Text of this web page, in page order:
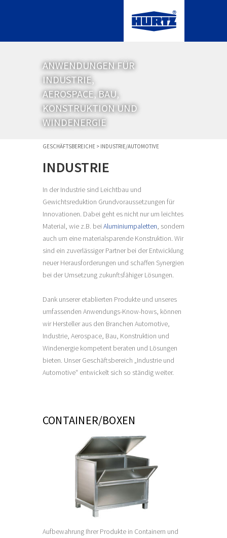
ANWENDUNGEN FÜR
INDUSTRIE,
AEROSPACE, BAU,
KONSTRUKTION UND
WINDENERGIE
GESCHÄFTSBEREICHE > INDUSTRIE/AUTOMOTIVE
INDUSTRIE
In der Industrie sind Leichtbau und
Gewichtsreduktion Grundvoraussetzungen für
Innovationen. Dabei geht es nicht nur um leichtes
Material, wie z.B. bei Aluminiumpaletten, sondern
auch um eine materialsparende Konstruktion. Wir
sind ein zuverlässiger Partner bei der Entwicklung
neuer Herausforderungen und schaffen Synergien
bei der Umsetzung zukunftsfähiger Lösungen.
Dank unserer etablierten Produkte und unseres
umfassenden Anwendungs-Know-hows, können
wir Hersteller aus den Branchen Automotive,
Industrie, Aerospace, Bau, Konstruktion und
Windenergie kompetent beraten und Lösungen
bieten. Unser Geschäftsbereich „Industrie und
Automotive“ entwickelt sich so ständig weiter.
CONTAINER/BOXEN
Aufbewahrung Ihrer Produkte in Containern und